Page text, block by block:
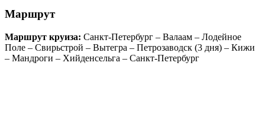
Маршрут
Маршрут круиза: Санкт-Петербург – Валаам – Лодейное
Поле – Свирьстрой – Вытегра – Петрозаводск (3 дня) – Кижи
– Мандроги – Хийденсельга – Санкт-Петербург